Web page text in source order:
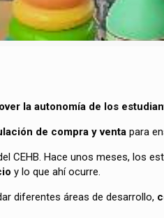
la autonomía de los
de compra y venta para
CEHB. Hace unos meses, los
y lo que ahí ocurre.
diferentes áreas de desarrollo,